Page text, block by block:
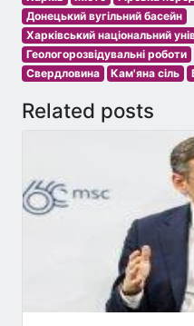
Донецький вугільний басейн
Харківський національний
Геологорозвідувальні роботи
Свердловина
Кам'яна сіль
Related posts